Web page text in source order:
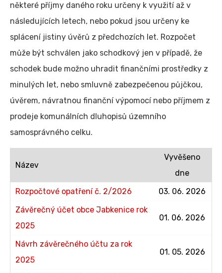
některé příjmy daného roku určeny k využití až v
následujících letech, nebo pokud jsou určeny ke
splácení jistiny úvěrů z předchozích let. Rozpočet
může být schválen jako schodkový jen v případě, že
schodek bude možno uhradit finančními prostředky z
minulých let, nebo smluvně zabezpečenou půjčkou,
úvěrem, návratnou finanční výpomocí nebo příjmem z
prodeje komunálních dluhopisů územního
samosprávného celku.
Název
Vyvěšeno
dne
Rozpočtové opatření č. 2/2026
03. 06. 2026
Závěrečný účet obce Jabkenice rok
2025
01. 06. 2026
Návrh závěrečného účtu za rok
2025
01. 05. 2026